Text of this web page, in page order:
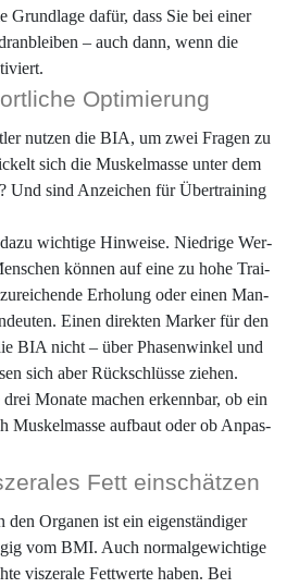
Grund­la­ge dafür, dass Sie bei einer
– auch dann, wenn die
Optimierung
nut­zen die BIA, um zwei Fra­gen zu
sich die Mus­kel­mas­se unter dem
Und sind Anzei­chen für Über­trai­ning
wich­ti­ge Hin­wei­se. Nied­ri­ge Wer­
kön­nen auf eine zu hohe Trai­
Erho­lung oder einen Man­
Einen direk­ten Mar­ker für den
BIA nicht – über Pha­sen­win­kel und
sich aber Rück­schlüs­se ziehen.
Mona­te machen erkenn­bar, ob ein
Mus­kel­mas­se auf­baut oder ob Anpas­
Fett einschätzen
den Orga­nen ist ein eigen­stän­di­ger
vom BMI. Auch nor­mal­ge­wich­ti­ge
vis­ze­ra­le Fett­wer­te haben. Bei